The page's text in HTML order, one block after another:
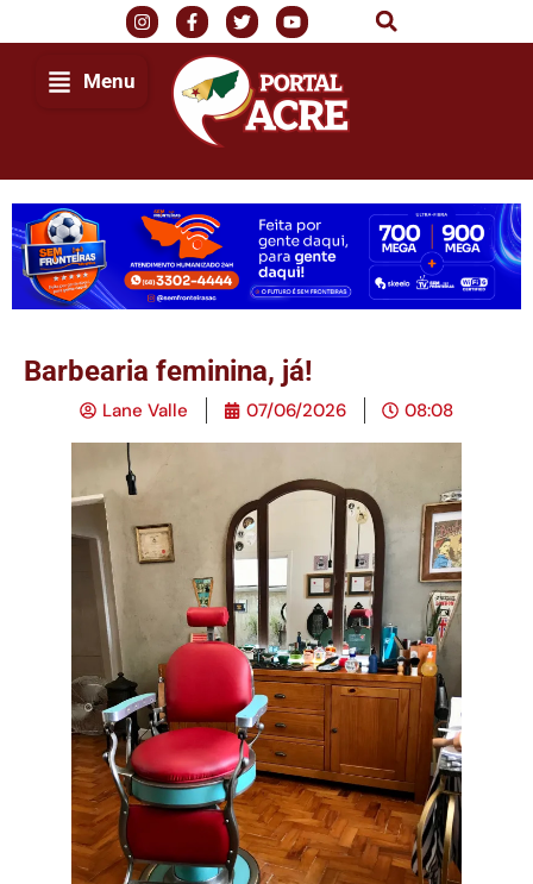
Menu
Barbearia feminina, já!
Lane Valle 07/06/2026 08:08